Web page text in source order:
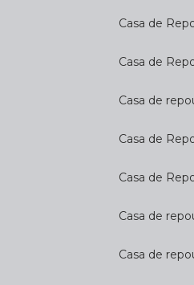
Casa de
Casa de
Casa de
Casa de
Casa de
Casa de
Casa de